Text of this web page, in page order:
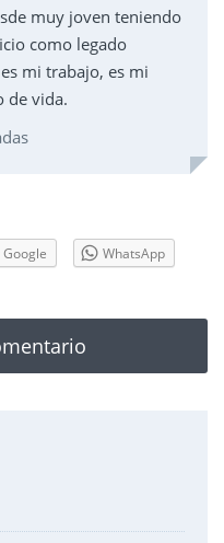
muy joven teniendo
como legado
mi trabajo, es mi
de vida.
Google WhatsApp